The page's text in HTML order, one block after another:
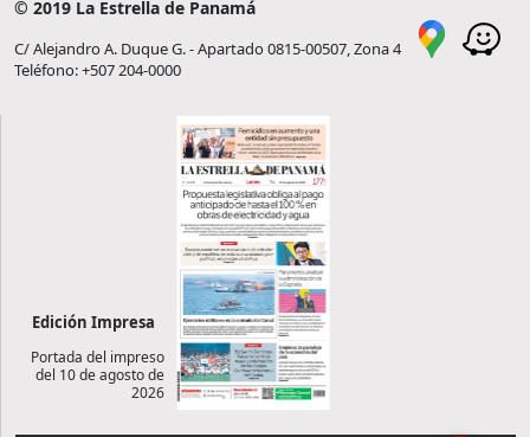
© 2019 La Estrella de Panamá
C/ Alejandro A. Duque G. - Apartado 0815-00507, Zona 4
Teléfono: +507 204-0000
Edición Impresa
Portada del impreso
del 10 de agosto de
2026